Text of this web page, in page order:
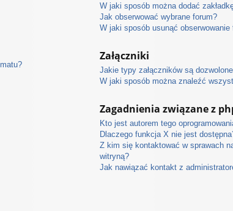
W jaki sposób można dodać
Jak obserwować wybrane forum?
W jaki sposób usunąć
Załączniki
Jakie typy załączników są
W jaki sposób można znaleźć
Zagadnienia związane z
Kto jest autorem tego
Dlaczego funkcja X nie jest
Z kim się kontaktować w sprawach
witryną?
Jak nawiązać kontakt z